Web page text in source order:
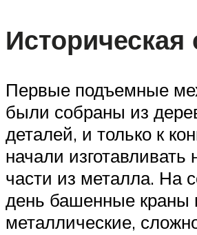
Историческая
Первые подъемные
были собраны из
деталей, и только к
начали изготавливать
части из металла. На
день башенные краны
металлические,